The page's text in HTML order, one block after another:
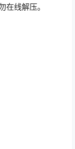
在线解压。